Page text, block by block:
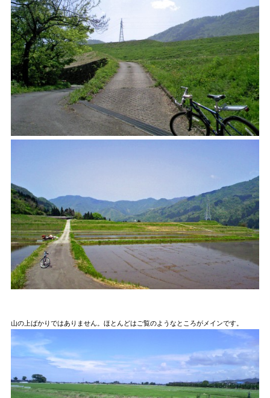
山の上ばかりではありません。ほとんどはご覧のようなところがメインです。